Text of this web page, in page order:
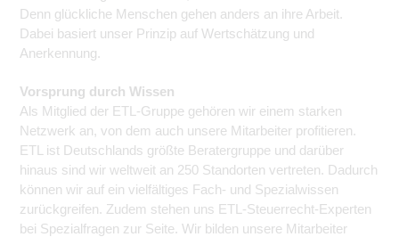
Denn glückliche Menschen gehen anders an ihre Arbeit.
Dabei basiert unser Prinzip auf Wertschätzung und
Anerkennung.
Vorsprung durch Wissen
Als Mitglied der ETL-Gruppe gehören wir einem starken
Netzwerk an, von dem auch unsere Mitarbeiter profitieren.
ETL ist Deutschlands größte Beratergruppe und darüber
hinaus sind wir weltweit an 250 Standorten vertreten. Dadurch
können wir auf ein vielfältiges Fach- und Spezialwissen
zurückgreifen. Zudem stehen uns ETL-Steuerrecht-Experten
bei Spezialfragen zur Seite. Wir bilden unsere Mitarbeiter